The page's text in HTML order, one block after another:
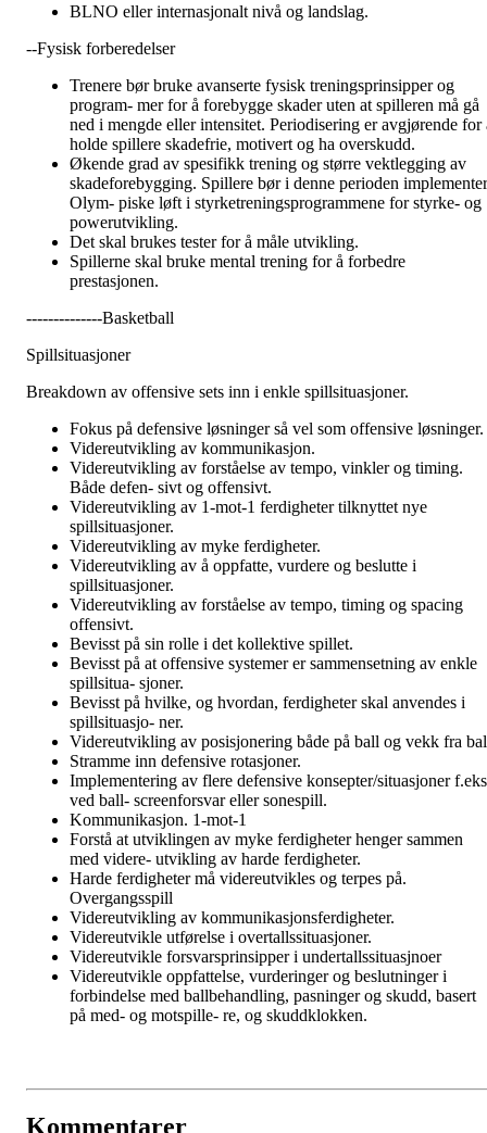
BLNO eller internasjonalt nivå og landslag.
--Fysisk forberedelser
Trenere bør bruke avanserte fysisk treningsprinsipper og
program- mer for å forebygge skader uten at spilleren må gå
ned i mengde eller intensitet. Periodisering er avgjørende for
holde spillere skadefrie, motivert og ha overskudd.
Økende grad av spesifikk trening og større vektlegging av
skadeforebygging. Spillere bør i denne perioden
Olym- piske løft i styrketreningsprogrammene for styrke- og
powerutvikling.
Det skal brukes tester for å måle utvikling.
Spillerne skal bruke mental trening for å forbedre
prestasjonen.
--------------Basketball
Spillsituasjoner
Breakdown av offensive sets inn i enkle spillsituasjoner.
Fokus på defensive løsninger så vel som offensive løsninger.
Videreutvikling av kommunikasjon.
Videreutvikling av forståelse av tempo, vinkler og timing.
Både defen- sivt og offensivt.
Videreutvikling av 1-mot-1 ferdigheter tilknyttet nye
spillsituasjoner.
Videreutvikling av myke ferdigheter.
Videreutvikling av å oppfatte, vurdere og beslutte i
spillsituasjoner.
Videreutvikling av forståelse av tempo, timing og spacing
offensivt.
Bevisst på sin rolle i det kollektive spillet.
Bevisst på at offensive systemer er sammensetning av enkle
spillsitua- sjoner.
Bevisst på hvilke, og hvordan, ferdigheter skal anvendes i
spillsituasjo- ner.
Videreutvikling av posisjonering både på ball og vekk fra
Stramme inn defensive rotasjoner.
Implementering av flere defensive konsepter/situasjoner
ved ball- screenforsvar eller sonespill.
Kommunikasjon. 1-mot-1
Forstå at utviklingen av myke ferdigheter henger sammen
med videre- utvikling av harde ferdigheter.
Harde ferdigheter må videreutvikles og terpes på.
Overgangsspill
Videreutvikling av kommunikasjonsferdigheter.
Videreutvikle utførelse i overtallssituasjoner.
Videreutvikle forsvarsprinsipper i undertallssituasjnoer
Videreutvikle oppfattelse, vurderinger og beslutninger i
forbindelse med ballbehandling, pasninger og skudd, basert
på med- og motspille- re, og skuddklokken.
Kommentarer